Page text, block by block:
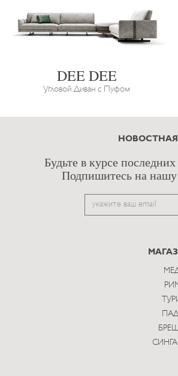
DEE DEE
Угловой Диван с Пуфом
Будьте в курсе
Подпишитесь на
Email